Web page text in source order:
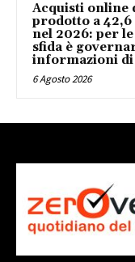
Acquisti online
prodotto a
nel 2026: per
sfida è
informazioni
6 Agosto 2026